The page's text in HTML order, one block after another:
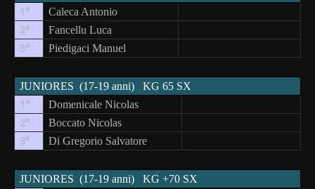
1° Caleca Antonio
2° Fancellu Luca
3° Piedigaci Manuel
JUNIORES (17-19 anni) KG 65 SX
1° Domenicale Nicolas
2° Boccato Nicolas
3° Di Gregorio Salvatore
JUNIORES (17-19 anni) KG +70 SX